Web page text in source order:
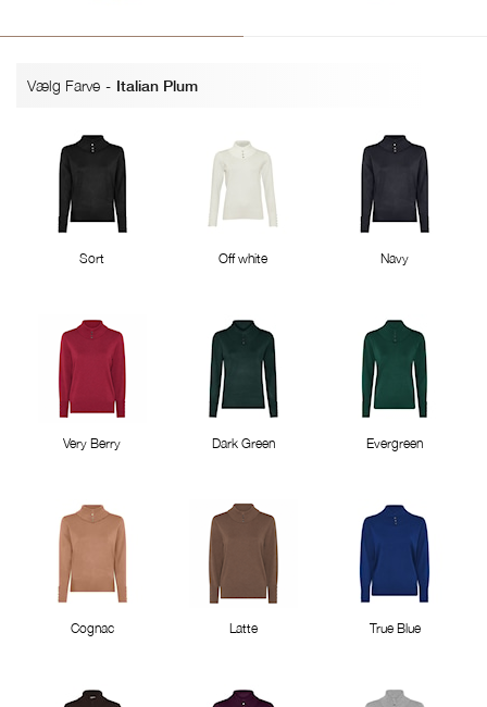
Vælg Farve - Italian Plum
Sort Off white Navy
Very Berry Dark Green Evergreen
Cognac Latte True Blue